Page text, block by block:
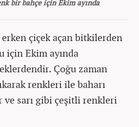
bir bahçe için Ekim ayında
çiçek açan bitkilerden
için Ekim ayında
Çoğu zaman
renkleri ile baharı
ve sarı gibi çeşitli renkleri